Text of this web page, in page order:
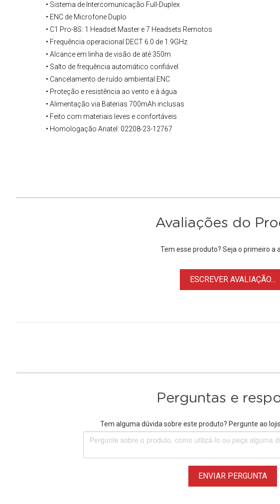
• Sistema de Intercomunicação Full-Duplex
• ENC de Microfone Duplo
• C1 Pro-8S: 1 Headset Master e 7 Headsets Remotos
• Frequência operacional DECT 6.0 de 1.9GHz
• Alcance em linha de visão de até 350m
• Salto de frequência automático confiável
• Cancelamento de ruído ambiental ENC
• Proteção e resistência ao vento e à água
• Alimentação via Baterias 700mAh inclusas
• Feito com materiais leves e confortáveis
• Homologação Anatel: 02208-23-12767
Avaliações do
Tem esse produto? Seja o primeiro a
ESCREVER AVALIAÇÃO...
Perguntas e
Tem alguma dúvida sobre este produto? Pergunte ao
ENVIAR PERGUNTA